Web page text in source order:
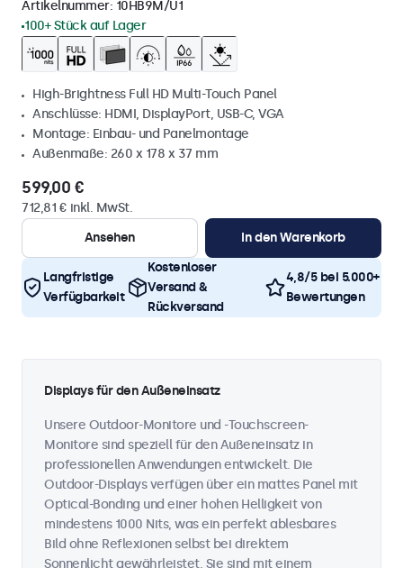
Artikelnummer: 10HB9M/U1
100+ Stück auf Lager
High-Brightness Full HD Multi-Touch Panel
Anschlüsse: HDMI, DisplayPort, USB-C, VGA
Montage: Einbau- und Panelmontage
Außenmaße: 260 x 178 x 37 mm
599,00 €
712,81 € inkl. MwSt.
Ansehen
In den Warenkorb
Langfristige
Verfügbarkeit
Kostenloser
Versand &
Rückversand
4,8/5 bei 5.000+
Bewertungen
Displays für den Außeneinsatz
Unsere Outdoor-Monitore und -Touchscreen-
Monitore sind speziell für den Außeneinsatz in
professionellen Anwendungen entwickelt. Die
Outdoor-Displays verfügen über ein mattes Panel mit
Optical-Bonding und einer hohen Helligkeit von
mindestens 1000 Nits, was ein perfekt ablesbares
Bild ohne Reflexionen selbst bei direktem
Sonnenlicht gewährleistet. Sie sind mit einem